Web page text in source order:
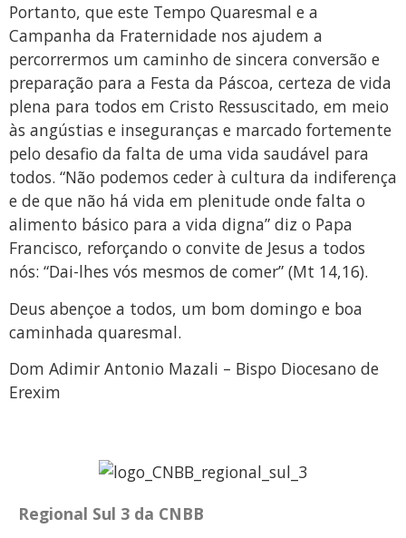
Portanto, que este Tempo Quaresmal e a
Campanha da Fraternidade nos ajudem a
percorrermos um caminho de sincera conversão e
preparação para a Festa da Páscoa, certeza de vida
plena para todos em Cristo Ressuscitado, em meio
às angústias e inseguranças e marcado fortemente
pelo desafio da falta de uma vida saudável para
todos. “Não podemos ceder à cultura da indiferença
e de que não há vida em plenitude onde falta o
alimento básico para a vida digna” diz o Papa
Francisco, reforçando o convite de Jesus a todos
nós: “Dai-lhes vós mesmos de comer” (Mt 14,16).
Deus abençoe a todos, um bom domingo e boa
caminhada quaresmal.
Dom Adimir Antonio Mazali – Bispo Diocesano de
Erexim
Regional Sul 3 da CNBB